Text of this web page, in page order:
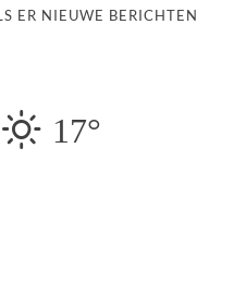
ER NIEUWE BERICHTEN
17°